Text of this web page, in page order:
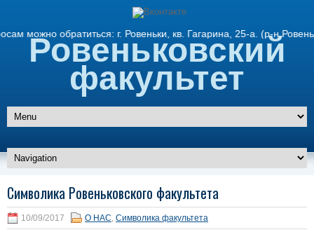
обратиться: г. Ровеньки, кв. Гагарина, 25-а. (р-н
Ровеньковский
факультет
Символика Ровеньковского факультета
10/09/2017 О НАС, Символика факультета